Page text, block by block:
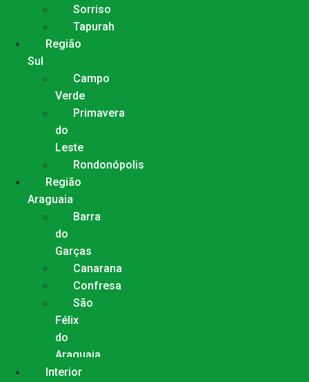
Sorriso
Tapurah
Região
Sul
Campo
Verde
Primavera
do
Leste
Rondonópolis
Região
Araguaia
Barra
do
Garças
Canarana
Confresa
São
Félix
do
Araguaia
Interior